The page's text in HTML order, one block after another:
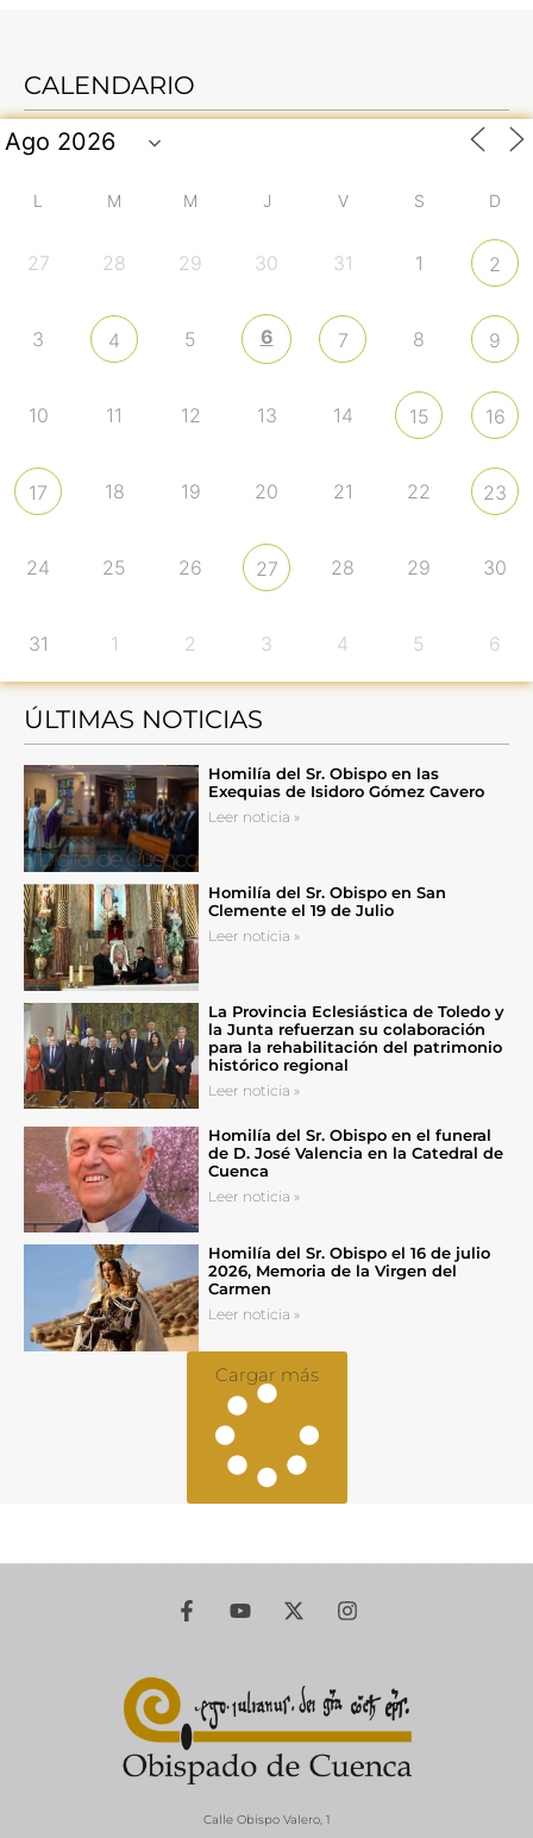
CALENDARIO
L M M J V S D
27 28 29 30 31 1 2
3 4 5 6 7 8 9
10 11 12 13 14 15 16
17 18 19 20 21 22 23
24 25 26 27 28 29 30
31 1 2 3 4 5 6
ÚLTIMAS NOTICIAS
Homilía del Sr. Obispo en las
Exequias de Isidoro Gómez Cavero
Leer noticia »
Homilía del Sr. Obispo en San
Clemente el 19 de Julio
Leer noticia »
La Provincia Eclesiástica de Toledo y
la Junta refuerzan su colaboración
para la rehabilitación del patrimonio
histórico regional
Leer noticia »
Homilía del Sr. Obispo en el funeral
de D. José Valencia en la Catedral de
Cuenca
Leer noticia »
Homilía del Sr. Obispo el 16 de julio
2026, Memoria de la Virgen del
Carmen
Leer noticia »
Cargar más
Calle Obispo Valero, 1